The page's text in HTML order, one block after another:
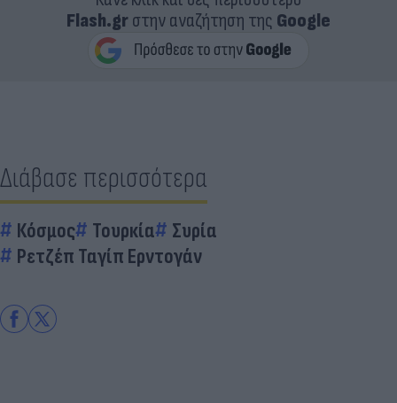
Flash.grστην αναζήτηση της Google
Διάβασε περισσότερα
Κόσμος Τουρκία
Συρία
Ρετζέπ Ταγίπ Ερντογάν